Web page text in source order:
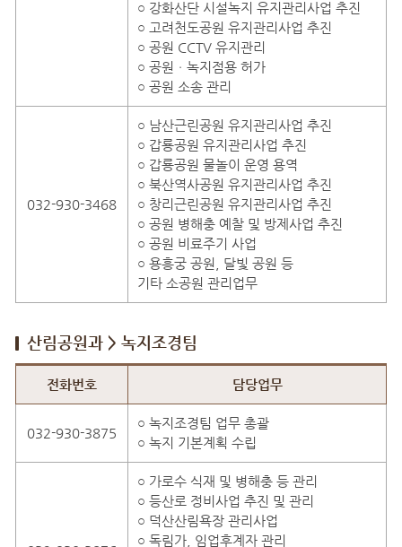
○ 강화산단 시설녹지 유지관리사업 추진
○ 고려천도공원 유지관리사업 추진
○ 공원 CCTV 유지관리
○ 공원ㆍ녹지점용 허가
○ 공원 소송 관리
032-930-3468
○ 남산근린공원 유지관리사업 추진
○ 갑룡공원 유지관리사업 추진
○ 갑룡공원 물놀이 운영 용역
○ 북산역사공원 유지관리사업 추진
○ 창리근린공원 유지관리사업 추진
○ 공원 병해충 예찰 및 방제사업 추진
○ 공원 비료주기 사업
○ 용흥궁 공원, 달빛 공원 등
기타 소공원 관리업무
산림공원과 > 녹지조경팀
전화번호 담당업무
032-930-3875
○ 녹지조경팀 업무 총괄
○ 녹지 기본계획 수립
○ 가로수 식재 및 병해충 등 관리
○ 등산로 정비사업 추진 및 관리
○ 덕산산림욕장 관리사업
○ 독림가, 임업후계자 관리